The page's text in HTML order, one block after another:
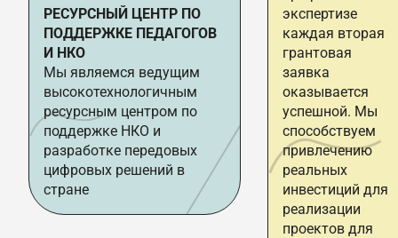
РЕСУРСНЫЙ ЦЕНТР ПО
ПОДДЕРЖКЕ ПЕДАГОГОВ
И НКО
Мы являемся ведущим
высокотехнологичным
ресурсным центром по
поддержке НКО и
разработке передовых
цифровых решений в
стране
экспертизе
каждая вторая
грантовая
заявка
оказывается
успешной. Мы
способствуем
привлечению
реальных
инвестиций для
реализации
проектов для